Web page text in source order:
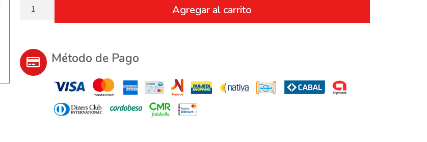
Agregar al carrito
Método de Pago